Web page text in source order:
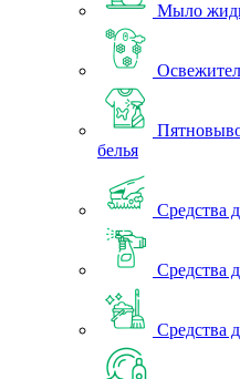
Мыло
белья
Средства
Средства
Средства